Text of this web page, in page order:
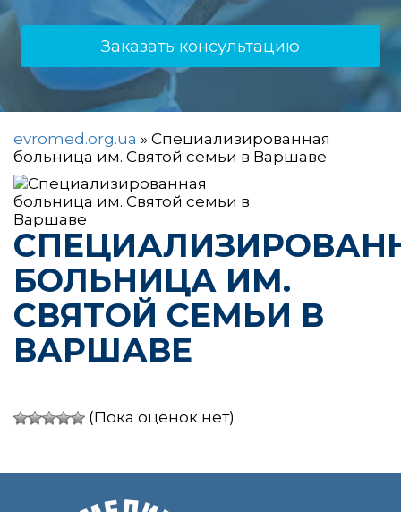
Заказать консультацию
evromed.org.ua » Специализированная
больница им. Святой семьи в Варшаве
БОЛЬНИЦА ИМ.
СВЯТОЙ СЕМЬИ В
ВАРШАВЕ
(Пока оценок нет)